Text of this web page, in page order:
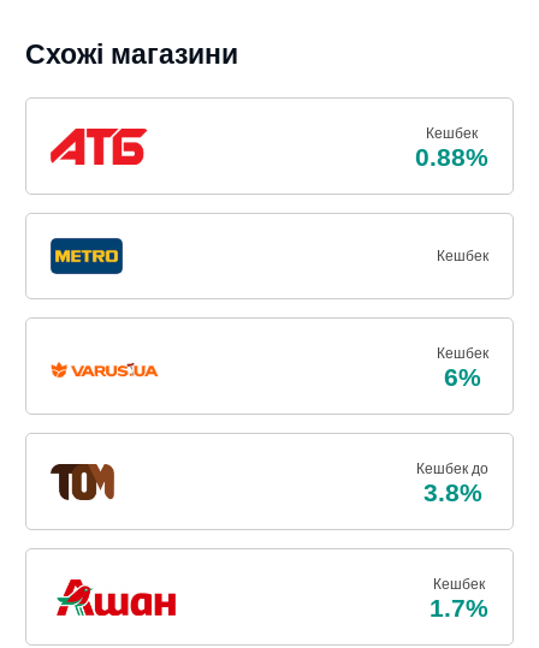
Схожі магазини
Кешбек
0.88%
Кешбек
Кешбек
6%
Кешбек до
3.8%
Кешбек
1.7%